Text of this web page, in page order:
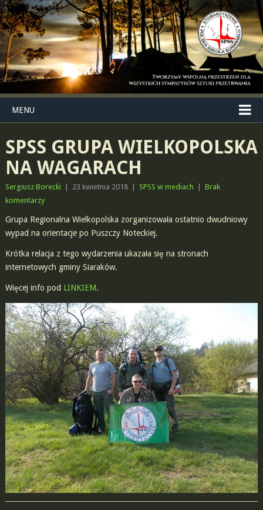
MENU
SPSS GRUPA WIELKOPOLSKA
NA WAGARACH
Sergiusz Borecki 23 kwietnia 2018 SPSS w mediach
Brak
komentarzy
Grupa Regionalna Wielkopolska zorganizowała ostatnio dwudniowy
wypad na orientacje po Puszczy Noteckiej.
Krótka relacja z tego wydarzenia ukazała się na stronach
internetowych gminy Siaraków.
Więcej info pod LINKIEM.